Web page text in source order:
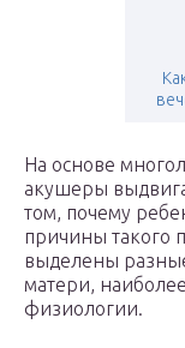
На основе
акушеры
том, почему
причины такого
выделены
матери,
физиологии.